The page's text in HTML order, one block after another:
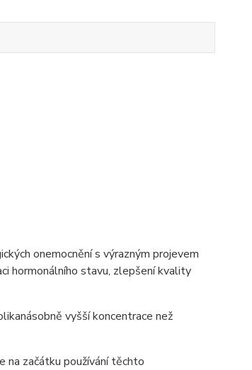
onemocnění s výrazným projevem
hormonálního stavu, zlepšení kvality
vyšší koncentrace než
na začátku používání těchto